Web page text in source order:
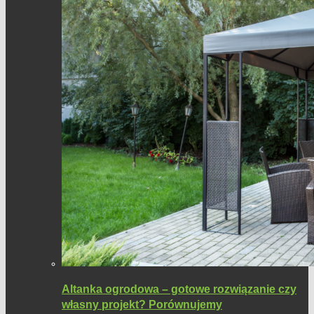
Altanka ogrodowa – gotowe rozwiązanie czy
własny projekt? Porównujemy